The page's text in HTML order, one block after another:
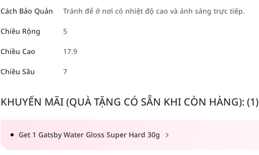
Cách Bảo Quản Tránh để ở nơi có nhiệt độ cao và ánh sáng trực tiếp.
Chiều Rộng 5
Chiều Cao 17.9
Chiều Sâu 7
KHUYẾN MÃI (QUÀ TẶNG CÓ SẴN KHI CÒN HÀNG): (1)
Get 1 Gatsby Water Gloss Super Hard 30g